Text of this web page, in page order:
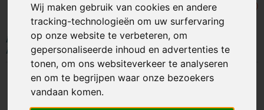
Wij maken gebruik van cookies en andere
tracking-technologieën om uw surfervaring
op onze website te verbeteren, om
gepersonaliseerde inhoud en advertenties te
tonen, om ons websiteverkeer te analyseren
en om te begrijpen waar onze bezoekers
vandaan komen.
Geen producten
(0)
Home >PARACORD>Armband sluiting / Buckles>
Paracord metalen buckle / sluiting - Silver